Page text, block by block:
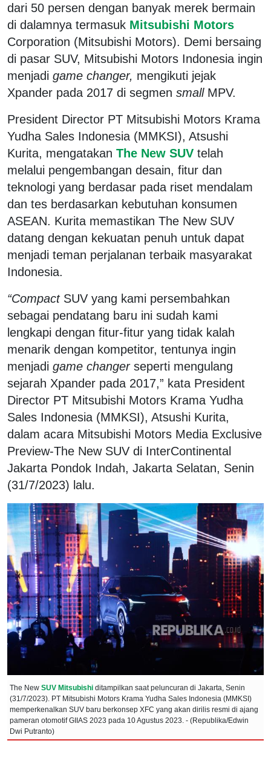
dari 50 persen dengan banyak merek bermain
di dalamnya termasuk Mitsubishi Motors
Corporation (Mitsubishi Motors). Demi bersaing
di pasar SUV, Mitsubishi Motors Indonesia ingin
menjadi game changer, mengikuti jejak
Xpander pada 2017 di segmen smallMPV.
President Director PT Mitsubishi Motors Krama
Yudha Sales Indonesia (MMKSI), Atsushi
Kurita, mengatakan The New SUV telah
melalui pengembangan desain, fitur dan
teknologi yang berdasar pada riset mendalam
dan tes berdasarkan kebutuhan konsumen
ASEAN. Kurita memastikan The New SUV
datang dengan kekuatan penuh untuk dapat
menjadi teman perjalanan terbaik masyarakat
Indonesia.
“CompactSUV yang kami persembahkan
sebagai pendatang baru ini sudah kami
lengkapi dengan fitur-fitur yang tidak kalah
menarik dengan kompetitor, tentunya ingin
menjadi game changerseperti mengulang
sejarah Xpander pada 2017,” kata President
Director PT Mitsubishi Motors Krama Yudha
Sales Indonesia (MMKSI), Atsushi Kurita,
dalam acara Mitsubishi Motors Media Exclusive
Preview-The New SUV di InterContinental
Jakarta Pondok Indah, Jakarta Selatan, Senin
(31/7/2023) lalu.
The New SUV Mitsubishi ditampilkan saat peluncuran di Jakarta, Senin
(31/7/2023). PT Mitsubishi Motors Krama Yudha Sales Indonesia (MMKSI)
memperkenalkan SUV baru berkonsep XFC yang akan dirilis resmi di ajang
pameran otomotif GIIAS 2023 pada 10 Agustus 2023. - (Republika/Edwin
Dwi Putranto)